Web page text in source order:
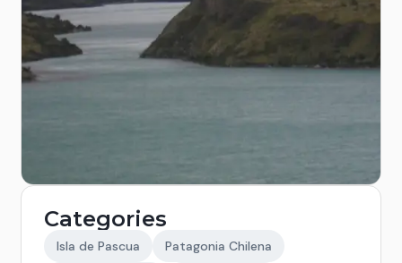
Categories
Isla de Pascua
Patagonia Chilena